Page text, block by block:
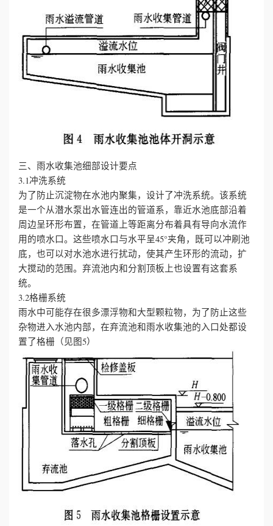
三、雨水收集池细部设计要点
3.1冲洗系统
为了防止沉淀物在水池内聚集，设计了冲洗系统。该系统
是一个从潜水泵出水管连出的管道系，靠近水池底部沿着
周边呈环形布置，在管道上等距离分布着具有导向水流作
用的喷水口。这些喷水口与水平呈45°夹角，既可以冲刷池
底，也可以对水池水进行扰动，使其产生环形的流动，扩
大搅动的范围。弃流池内和分割顶板上也设置有这套系
统。
3.2格栅系统
雨水中可能存在很多漂浮物和大型颗粒物，为了防止这些
杂物进入水池内部，在弃流池和雨水收集池的入口处都设
置了格栅（见图5）